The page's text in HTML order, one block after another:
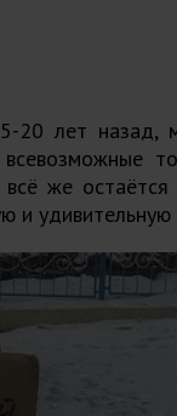
20 лет назад,
же остаётся
и